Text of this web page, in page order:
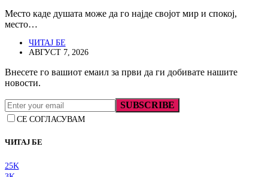
Место каде душата може да го најде својот мир и спокој,
место…
ЧИТАЈ БЕ
АВГУСТ 7, 2026
Внесете го вашиот емаил за први да ги добивате нашите
новости.
SUBSCRIBE
СЕ СОГЛАСУВАМ
ЧИТАЈ БЕ
25K